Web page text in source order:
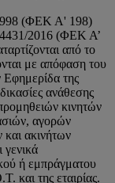
(ΦΕΚ Α' 198)
4431/2016 (ΦΕΚ Α’
από το
με απόφαση του
της
ανάθεσης
κινητών
αγορών
ακινήτων
ή εμπράγματου
και της εταιρίας.